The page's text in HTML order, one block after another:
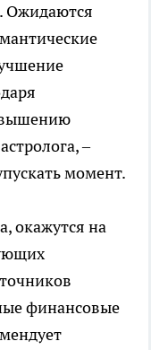
Ожидаются
–
момент.
окажутся на
финансовые